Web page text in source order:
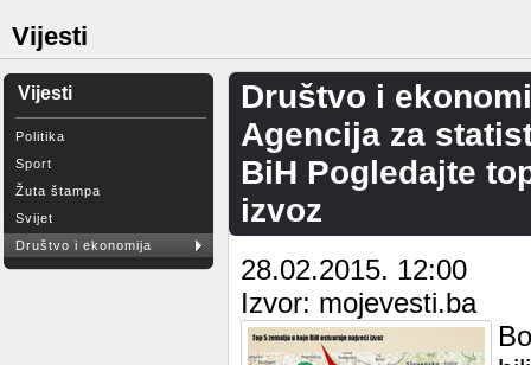
Vijesti
Vijesti
Politika
Sport
Žuta štampa
Svijet
Društvo i ekonomija
Društvo i
Agencija za
BiH Pogledajte
izvoz
28.02.2015. 12:00
Izvor: mojevesti.ba